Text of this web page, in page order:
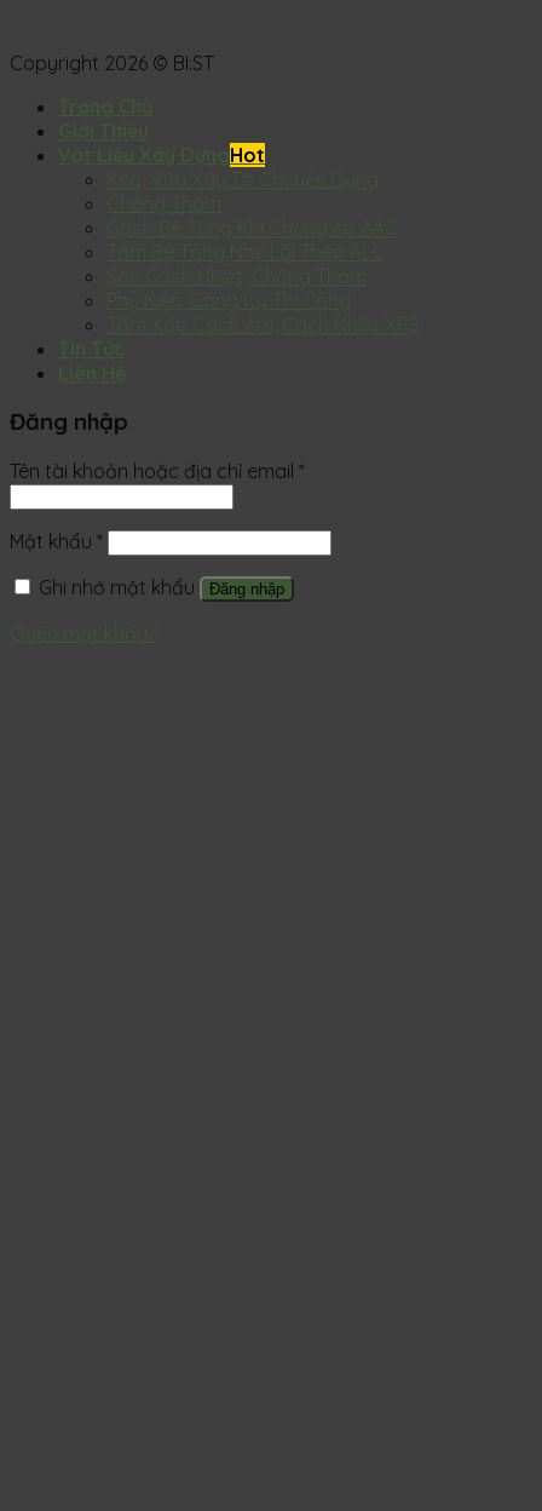
Copyright 2026 © BI:ST
Trang Chủ
Giới Thiệu
Vật Liệu Xây Dựng
Keo, Vữa Xây Tô Chuyên Dụng
Gạch Bê Tông Khí Chưng Áp AAC
Tấm Bê Tông Nhẹ Lõi Thép ALC
Tấm Xốp Cách Âm, Cách Nhiệt XPS
Đăng nhập
Tên tài khoản hoặc địa chỉ email *
Mật khẩu *
Ghi nhớ mật khẩu
Đăng nhập
Quên mật khẩu?